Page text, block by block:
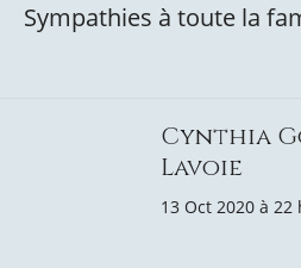
Sympathies à toute la
Cynthia
Lavoie
13 Oct 2020 à 22